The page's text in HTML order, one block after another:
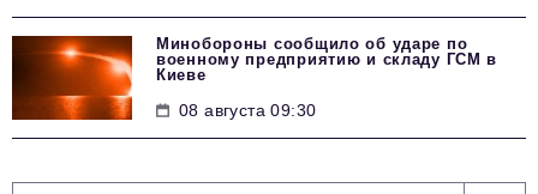
Минобороны сообщило об ударе по
военному предприятию и складу ГСМ в
Киеве
08 августа 09:30